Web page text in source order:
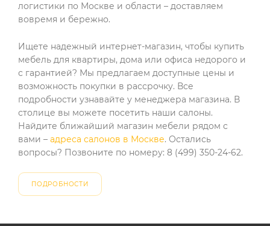
логистики по Москве и области – доставляем
вовремя и бережно.
Ищете надежный интернет-магазин, чтобы купить
мебель для квартиры, дома или офиса недорого и
с гарантией? Мы предлагаем доступные цены и
возможность покупки в рассрочку. Все
подробности узнавайте у менеджера магазина. В
столице вы можете посетить наши салоны.
Найдите ближайший магазин мебели рядом с
вами – адреса салонов в Москве. Остались
вопросы? Позвоните по номеру: 8 (499) 350-24-62.
ПОДРОБНОСТИ